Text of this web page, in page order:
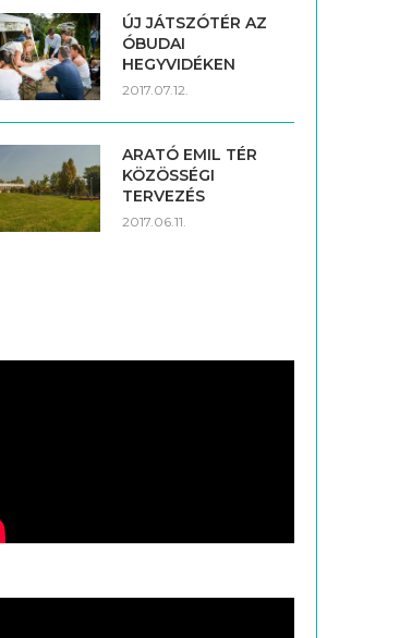
ÚJ JÁTSZÓTÉR AZ
ÓBUDAI
HEGYVIDÉKEN
2017.07.12.
ARATÓ EMIL TÉR
KÖZÖSSÉGI
TERVEZÉS
2017.06.11.